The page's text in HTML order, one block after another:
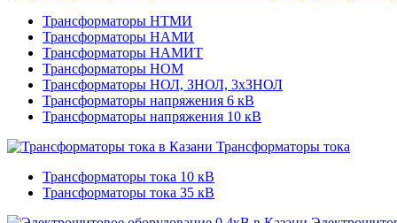
Трансформаторы НТМИ
Трансформаторы НАМИ
Трансформаторы НАМИТ
Трансформаторы НОМ
Трансформаторы НОЛ, ЗНОЛ, 3хЗНОЛ
Трансформаторы напряжения 6 кВ
Трансформаторы напряжения 10 кВ
Трансформаторы тока
Трансформаторы тока 10 кВ
Трансформаторы тока 35 кВ